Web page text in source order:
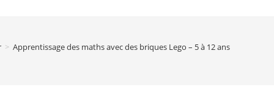
> Apprentissage des maths avec des briques Lego – 5 à 12 ans